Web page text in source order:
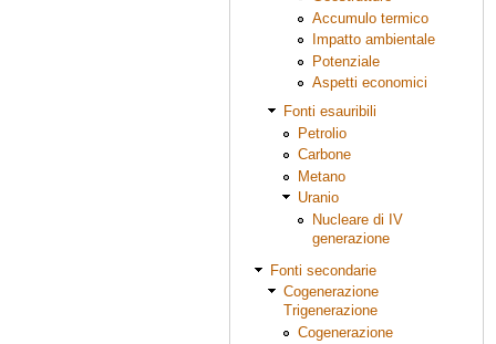
Accumulo termico
Impatto ambientale
Potenziale
Aspetti economici
Fonti esauribili
Petrolio
Carbone
Metano
Uranio
Nucleare di IV
generazione
Fonti secondarie
Cogenerazione
Trigenerazione
Cogenerazione